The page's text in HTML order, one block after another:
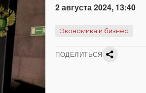
2 августа 2024, 13:40
Экономика и бизнес
ПОДЕЛИТЬСЯ